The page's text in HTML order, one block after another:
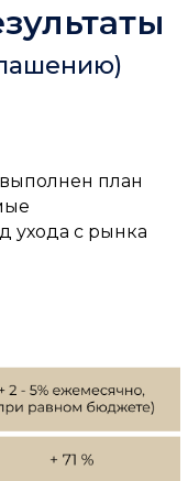
план
ухода с рынка